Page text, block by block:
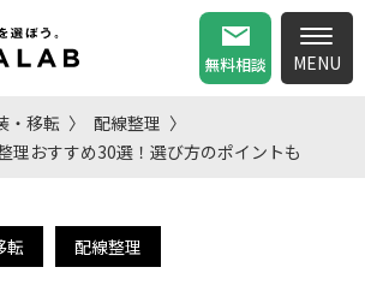
無料相談
・移転
配線整理
理おすすめ30選！選び方のポイントも
転 配線整理